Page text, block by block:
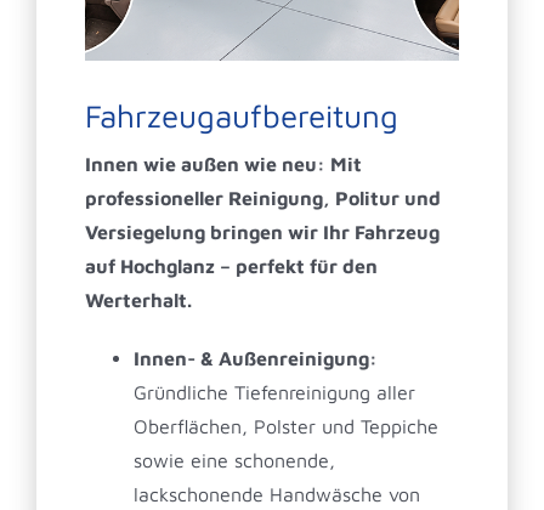
Fahrzeugaufbereitung
Innen wie außen wie neu: Mit
professioneller Reinigung, Politur und
Versiegelung bringen wir Ihr Fahrzeug
auf Hochglanz – perfekt für den
Werterhalt.
Innen- & Außenreinigung:
Gründliche Tiefenreinigung aller
Oberflächen, Polster und Teppiche
sowie eine schonende,
lackschonende Handwäsche von